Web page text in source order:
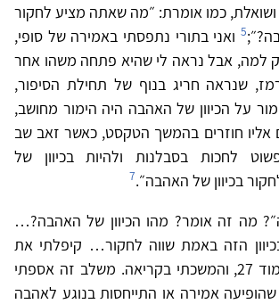
כמו אומרת: ״מה שאתה מציע לחקור
5 ואני בתורי נתפסתי באמירה של סופי,
למה, אבל נראה לי שהיא פתחה משהו אחר
שנראה חריג בנוף של תחילת הסיפור,
על הכיוון של האהבה היה הימור מחושב,
אליו חוזרים בהמשך הטקסט, כאשר זאב שב
לחכות בסבלנות ולהיות בכיוון של
בכיוון של האהבה״.7
מה זה אומר? מהו הכיוון של האהבה?…
הזה באמת שווה לחקור… קיפלתי את
האוזן של הדף, עמוד 27, והמשכתי בקריאה. משלב זה אספתי
אמירה או התייחסות בנוגע לאהבה